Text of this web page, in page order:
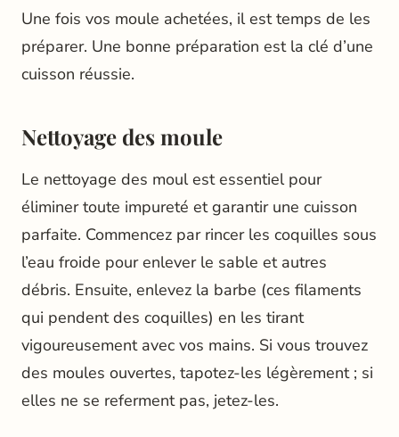
Une fois vos moule achetées, il est temps de les
préparer. Une bonne préparation est la clé d’une
cuisson réussie.
Nettoyage des moule
Le nettoyage des moul est essentiel pour
éliminer toute impureté et garantir une cuisson
parfaite. Commencez par rincer les coquilles sous
l’eau froide pour enlever le sable et autres
débris. Ensuite, enlevez la barbe (ces filaments
qui pendent des coquilles) en les tirant
vigoureusement avec vos mains. Si vous trouvez
des moules ouvertes, tapotez-les légèrement ; si
elles ne se referment pas, jetez-les.